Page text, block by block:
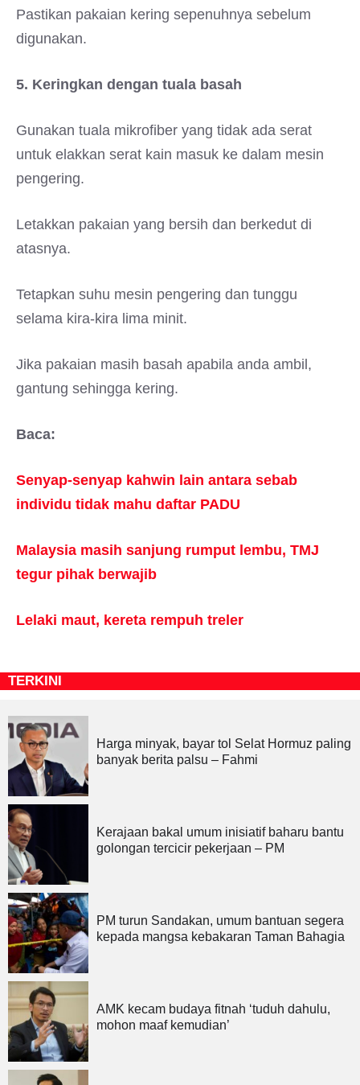
Pastikan pakaian kering sepenuhnya sebelum
digunakan.
5. Keringkan dengan tuala basah
Gunakan tuala mikrofiber yang tidak ada serat
untuk elakkan serat kain masuk ke dalam mesin
pengering.
Letakkan pakaian yang bersih dan berkedut di
atasnya.
Tetapkan suhu mesin pengering dan tunggu
selama kira-kira lima minit.
Jika pakaian masih basah apabila anda ambil,
gantung sehingga kering.
Baca:
Senyap-senyap kahwin lain antara sebab
individu tidak mahu daftar PADU
Malaysia masih sanjung rumput lembu, TMJ
tegur pihak berwajib
Lelaki maut, kereta rempuh treler
TERKINI
Harga minyak, bayar tol Selat Hormuz paling
banyak berita palsu – Fahmi
Kerajaan bakal umum inisiatif baharu bantu
golongan tercicir pekerjaan – PM
PM turun Sandakan, umum bantuan segera
kepada mangsa kebakaran Taman Bahagia
AMK kecam budaya fitnah ‘tuduh dahulu,
mohon maaf kemudian’